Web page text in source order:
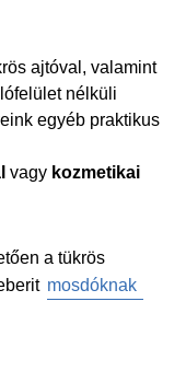
ajtóval, valamint
nélküli
egyéb praktikus
vagy kozmetikai
a tükrös
mosdóknak